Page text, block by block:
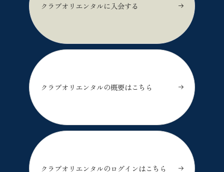
クラブオリエンタルに入会する
クラブオリエンタルの概要はこちら
クラブオリエンタルのログインはこちら